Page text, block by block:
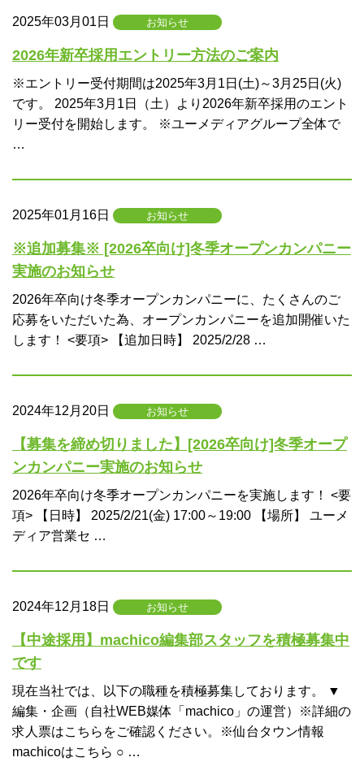
2025年03月01日 お知らせ
2026年新卒採用エントリー方法のご案内
※エントリー受付期間は2025年3月1日(土)～3月25日(火)
です。 2025年3月1日（土）より2026年新卒採用のエント
リー受付を開始します。 ※ユーメディアグループ全体で
…
2025年01月16日 お知らせ
※追加募集※ [2026卒向け]冬季オープンカンパニー
実施のお知らせ
2026年卒向け冬季オープンカンパニーに、たくさんのご
応募をいただいた為、オープンカンパニーを追加開催いた
します！ <要項> 【追加日時】 2025/2/28 …
2024年12月20日 お知らせ
【募集を締め切りました】[2026卒向け]冬季オープ
ンカンパニー実施のお知らせ
2026年卒向け冬季オープンカンパニーを実施します！ <要
項> 【日時】 2025/2/21(金) 17:00～19:00 【場所】 ユーメ
ディア営業セ …
2024年12月18日 お知らせ
【中途採用】machico編集部スタッフを積極募集中
です
現在当社では、以下の職種を積極募集しております。 ▼
編集・企画（自社WEB媒体「machico」の運営）※詳細の
求人票はこちらをご確認ください。※仙台タウン情報
machicoはこちら ○ …